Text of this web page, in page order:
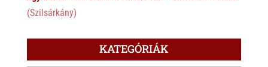
(Szilsárkány)
KATEGÓRIÁK